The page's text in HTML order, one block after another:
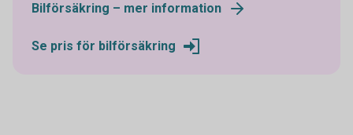
Bilförsäkring – mer information
Se pris för bilförsäkring